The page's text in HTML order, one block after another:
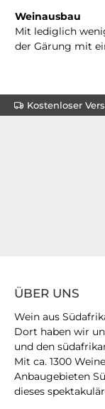
Weinausbau
Mit lediglich
der Gärung mit
Kostenloser
ÜBER UNS
Wein aus
Dort haben wir
und den
Mit ca. 1300
Anbaugebieten
dieses